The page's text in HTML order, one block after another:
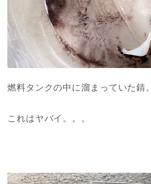
燃料タンクの中に溜まっていた錆。
これはヤバイ。。。